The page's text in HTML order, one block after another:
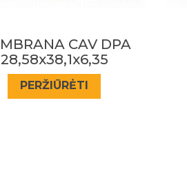
EKCENTRIKAS-
SIURBLYS LUCAS
PERŽIŪRĖTI